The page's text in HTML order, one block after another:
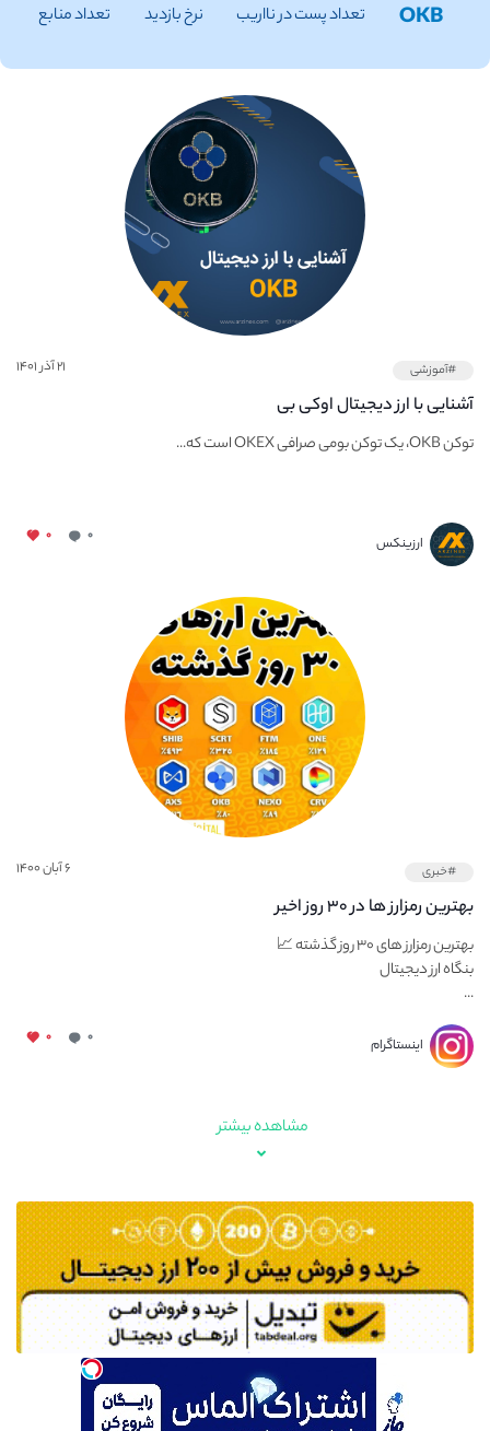
OKB تعداد پست در نااریب نرخ بازدید تعداد منابع
#آموزشی ۲۱ آذر ۱۴۰۱
آشنایی با ارز دیجیتال اوکی بی
توکن OKB، یک توکن بومی صرافی OKEX است که...
ارزینکس ۰ ۰
#خبری ۶ آبان ۱۴۰۰
بهترین رمزارز ها در ۳۰ روز اخیر
بهترین رمزارز های ۳۰ روز گذشته 📈
بنگاه ارز دیجیتال
...
اینستاگرام ۰ ۰
مشاهده بیشتر